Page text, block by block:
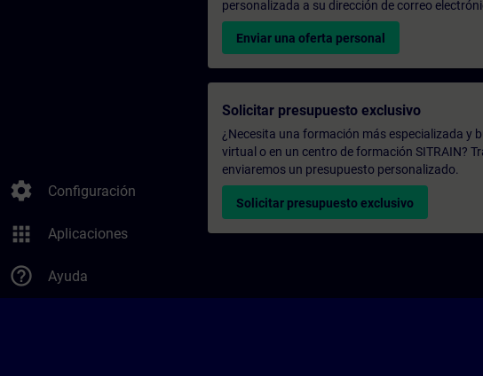
settings Configuración
apps Aplicaciones
help_outline Ayuda
personalizada a su dirección de correo
Enviar una oferta personal
Solicitar presupuesto exclusivo
¿Necesita una formación más especializada y
virtual o en un centro de formación SITRAIN?
enviaremos un presupuesto personalizado.
Solicitar presupuesto exclusivo